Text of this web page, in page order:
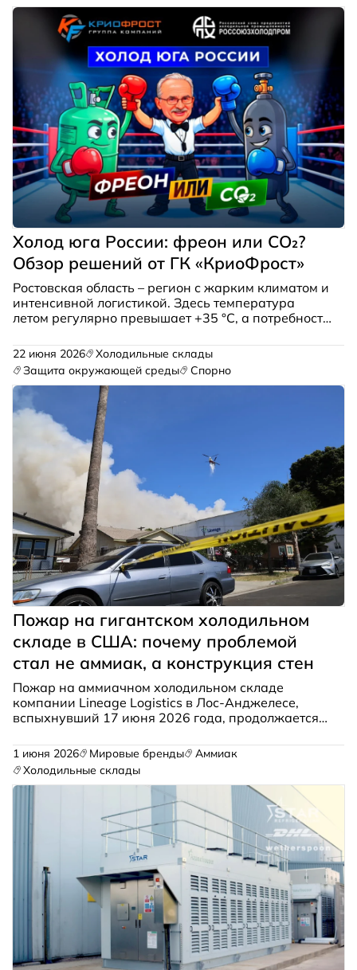
Холод юга России: фреон или CO₂?
Обзор решений от ГК «КриоФрост»
Ростовская область – регион с жарким климатом и
интенсивной логистикой. Здесь температура
летом регулярно превышает +35 °C, а потребность
замороженного мяса до спелых фруктов –
огромна.
22 июня 2026
Холодильные склады
Защита окружающей среды
Спорно
Пожар на гигантском холодильном
складе в США: почему проблемой
стал не аммиак, а конструкция стен
Пожар на аммиачном холодильном складе
компании Lineage Logistics в Лос-Анджелесе,
вспыхнувший 17 июня 2026 года, продолжается
Басс объявила режим чрезвычайной ситуации,
чтобы привлечь дополнительные ресурсы штата.
1 июня 2026 Мировые бренды
Аммиак
Холодильные склады